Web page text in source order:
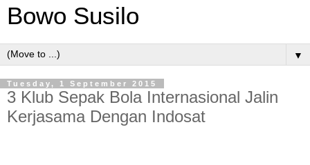
Bowo Susilo
▼
Tuesday, 1 September 2015
3 Klub Sepak Bola Internasional Jalin
Kerjasama Dengan Indosat